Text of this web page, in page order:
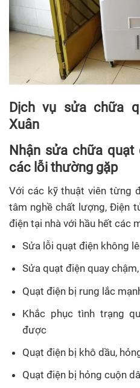
Dịch vụ sửa chữa
Xuân
Nhận sửa chữa
các lỗi thường gặp
Với các kỹ thuật viên từng
tâm nghề chất lượng, Điện
điện tại nhà với hầu hết các
Sửa lỗi quạt điện không
Sửa quạt điện quay
Quạt điện bị rung lắc
Khắc phục tình trạng
được
Quạt điện bị khô dầu,
Quạt điện bị hỏng cuộn